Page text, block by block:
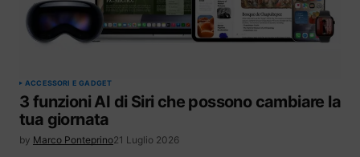
ACCESSORI E GADGET
3 funzioni AI di Siri che possono cambiare la
tua giornata
by Marco Ponteprino21 Luglio 2026